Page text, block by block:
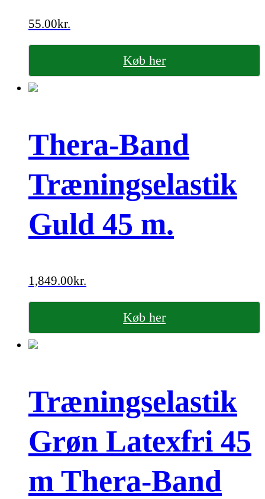
55.00kr.
Køb her
Thera-Band
Træningselastik
Guld 45 m.
1,849.00kr.
Køb her
Træningselastik
Grøn Latexfri 45
m Thera-Band